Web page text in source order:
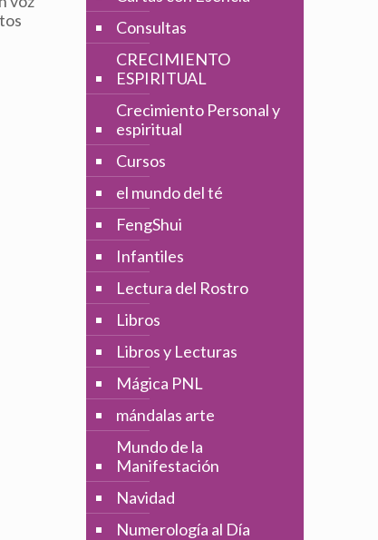
Consultas
CRECIMIENTO
ESPIRITUAL
Crecimiento Personal y
espiritual
Cursos
el mundo del té
FengShui
Infantiles
Lectura del Rostro
Libros
Libros y Lecturas
Mágica PNL
mándalas arte
Mundo de la
Manifestación
Navidad
Numerología al Día